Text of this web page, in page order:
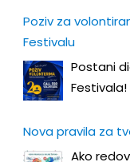
Poziv za
Festivalu
Postani
Festivala!
Nova pravila za
Ako